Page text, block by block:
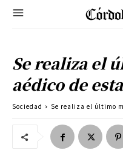
Se realiza el
aédico de
Sociedad Se realiza el último